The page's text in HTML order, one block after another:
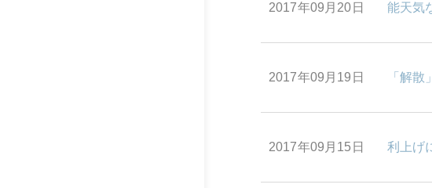
2017年09月20日 能天気
2017年09月19日 「解
2017年09月15日 利上げ